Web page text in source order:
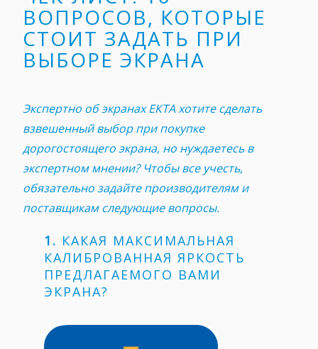
ВОПРОСОВ, КОТОРЫЕ
СТОИТ ЗАДАТЬ ПРИ
ВЫБОРЕ ЭКРАНА
Экспертно об экранах ЕКТА хотите сделать
взвешенный выбор при покупке
дорогостоящего экрана, но нуждаетесь в
экспертном мнении? Чтобы все учесть,
обязательно задайте производителям и
поставщикам следующие вопросы.
1. КАКАЯ МАКСИМАЛЬНАЯ
КАЛИБРОВАННАЯ ЯРКОСТЬ
ПРЕДЛАГАЕМОГО ВАМИ
ЭКРАНА?